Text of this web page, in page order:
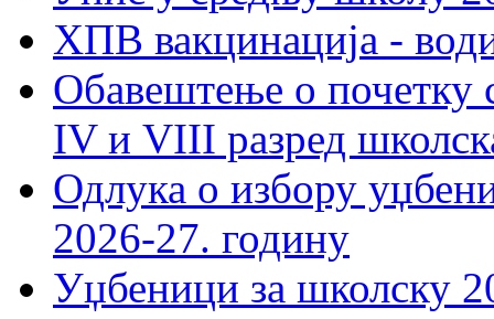
ХПВ вакцинација -
Обавештење о почетку
IV и VIII разред
Одлука о избору
2026-27. годину
Уџбеници за школску